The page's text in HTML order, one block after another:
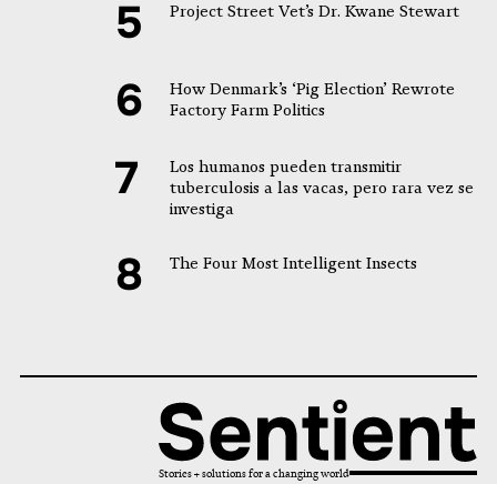
Project Street Vet’s Dr. Kwane Stewart
How Denmark’s ‘Pig Election’ Rewrote
Factory Farm Politics
Los humanos pueden transmitir
tuberculosis a las vacas, pero rara vez se
investiga
The Four Most Intelligent Insects
Stories + solutions for a changing world